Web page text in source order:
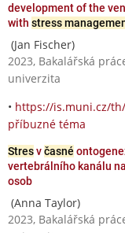
development of the
with stress
(Jan Fischer)
2023, Bakalářská
univerzita
• https://is.muni.cz/
příbuzné téma
Stresvčasné
vertebrálního kanálu
osob
(Anna Taylor)
2023, Bakalářská